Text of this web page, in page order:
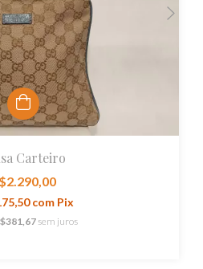
Carteiro
com Pix
sem juros